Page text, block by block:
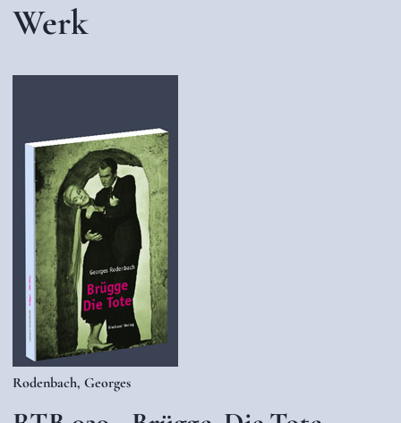
Werk
Rodenbach, Georges